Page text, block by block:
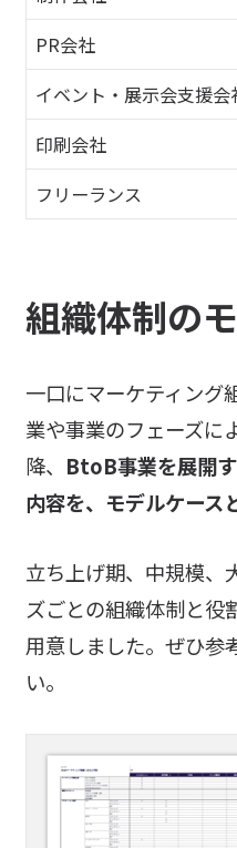
PR会社
イベント・展示会支援会
印刷会社
フリーランス
組織体制の
一口にマーケティング
業や事業のフェーズに
降、 BtoB事業を展開
内容を、モデルケース
立ち上げ期、中規模、
ズごとの組織体制と役
用意しました。ぜひ参
い。